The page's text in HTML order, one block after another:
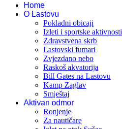
Home
O Lastovu
Pokladni obicaji
Izleti i sportske aktivnosti
Zdravstvena skrb
Lastovski fumari
Zvjezdano nebo
Raskoš akvatorija
Bill Gates na Lastovu
Kamp Zaglav
Smještaj
Aktivan odmor
Ronjenje
Za nautičare